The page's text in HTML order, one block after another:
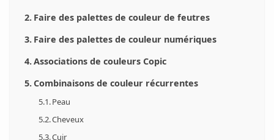
Faire des palettes de couleur de feutres
Faire des palettes de couleur numériques
Associations de couleurs Copic
Combinaisons de couleur récurrentes
Peau
Cheveux
Cuir